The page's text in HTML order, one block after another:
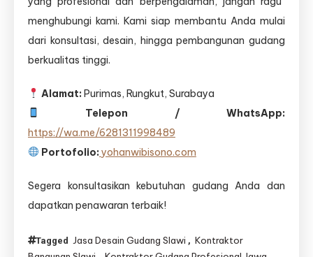
menghubungi kami. Kami siap membantu Anda mulai
dari konsultasi, desain, hingga pembangunan gudang
berkualitas tinggi.
Alamat: Purimas, Rungkut, Surabaya
Telepon / WhatsApp:
https://wa.me/6281311998489
Portofolio: yohanwibisono.com
Segera konsultasikan kebutuhan gudang Anda dan
dapatkan penawaran terbaik!
Tagged Jasa Desain Gudang Slawi , Kontraktor